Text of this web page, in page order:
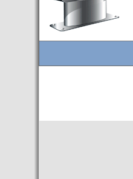
- Transfer Aeropuerto de
BUDAPEST